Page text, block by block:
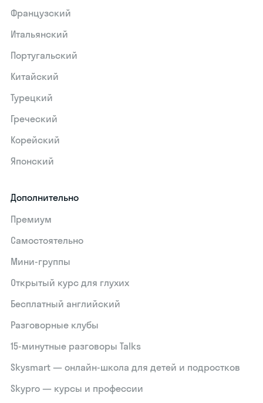
Французский
Итальянский
Португальский
Китайский
Турецкий
Греческий
Корейский
Японский
Дополнительно
Премиум
Самостоятельно
Мини-группы
Открытый курс для глухих
Бесплатный английский
Разговорные клубы
15‑минутные разговоры Talks
Skysmart — онлайн-школа для детей и подростков
Skypro — курсы и профессии